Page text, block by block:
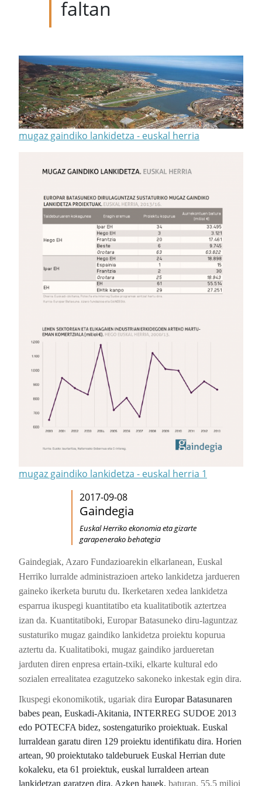
faltan
mugaz gaindiko lankidetza - euskal herria
mugaz gaindiko lankidetza - euskal herria 1
2017-09-08
Gaindegia
Euskal Herriko ekonomia eta gizarte
garapenerako behategia
Gaindegiak, Azaro Fundazioarekin elkarlanean, Euskal
Herriko lurralde administrazioen arteko lankidetza jardueren
gaineko ikerketa burutu du. Ikerketaren xedea lankidetza
esparrua ikuspegi kuantitatibo eta kualitatibotik aztertzea
izan da. Kuantitatiboki, Europar Batasuneko diru-laguntzaz
sustaturiko mugaz gaindiko lankidetza proiektu kopurua
aztertu da. Kualitatiboki, mugaz gaindiko jardueretan
jarduten diren enpresa ertain-txiki, elkarte kultural edo
sozialen errealitatea ezagutzeko sakoneko inkestak egin dira.
Ikuspegi ekonomikotik, ugariak dira Europar Batasunaren
babes pean, Euskadi-Akitania, INTERREG SUDOE 2013
edo POTECFA bidez, sostengaturiko proiektuak. Euskal
lurraldean garatu diren 129 proiektu identifikatu dira. Horien
artean, 90 proiektutako taldeburuek Euskal Herrian dute
kokaleku, eta 61 proiektuk, euskal lurraldeen artean
lankidetzan garatzen dira. Azken hauek, baturan, 55,5 milioi